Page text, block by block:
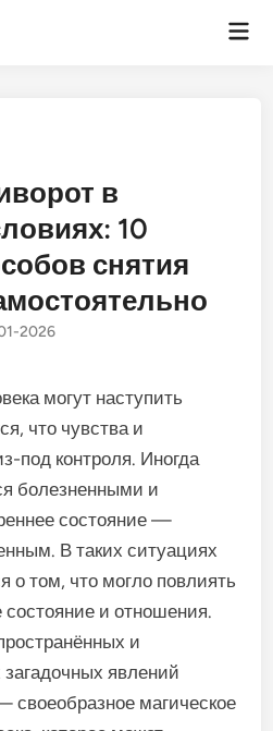
в
10
снятия
2026
могут наступить
что чувства и
под контроля. Иногда
болезненными и
состояние —
В таких ситуациях
о том, что могло повлиять
и отношения.
и
явлений
своеобразное магическое